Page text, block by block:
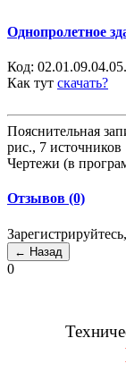
Однопролетное
Код:
Как тут скачать?
Пояснительная
рис., 7 источников
Чертежи (в
Отзывов (0)
0